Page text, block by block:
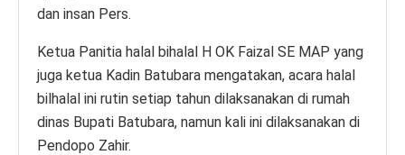
dan insan Pers.
Ketua Panitia halal bihalal H OK Faizal SE MAP yang
juga ketua Kadin Batubara mengatakan, acara halal
bilhalal ini rutin setiap tahun dilaksanakan di rumah
dinas Bupati Batubara, namun kali ini dilaksanakan di
Pendopo Zahir.